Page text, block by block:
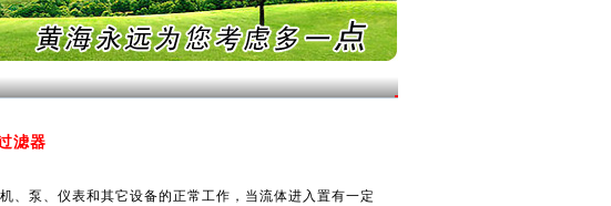
滤器
泵、仪表和其它设备的正常工作，当流体进入置有一定